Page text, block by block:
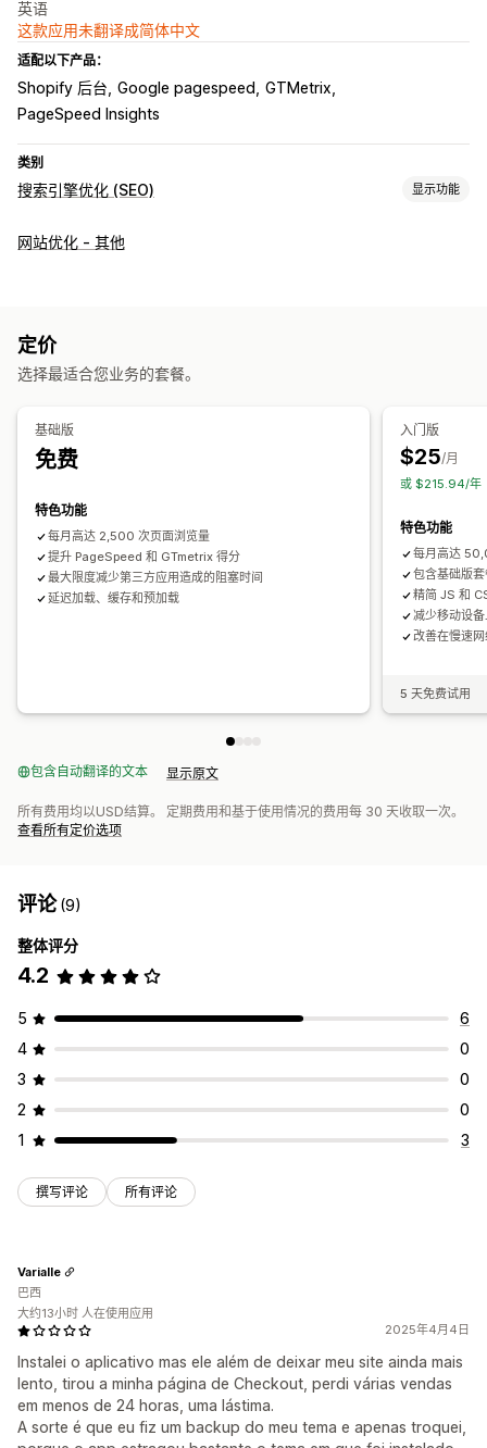
英语
这款应用未翻译成简体中文
适配以下产品：
Shopify 后台 Google pagespeed
GTMetrix
PageSpeed Insights
类别
搜索引擎优化 (SEO) 显示功能
SEO 工具
监控绩效
报告 分析 速度分析 测试
网站优化 - 其他
定价
选择最适合您业务的套餐。
基础版
免费
特色功能
每月高达 2,500 次页面浏览量
提升 PageSpeed 和 GTmetrix 得分
最大限度减少第三方应用造成的阻塞时间
延迟加载、缓存和预加载
入门版
$25/月
或 $215.94/年
特色功能
每月高达
包含基础版
精简 JS 和
减少移动设
改善在慢速
5 天免费试用
包含自动翻译的文本 显示原文
所有费用均以USD结算。 定期费用和基于使用情况的费用每 30 天收取一次。
查看所有定价选项
评论(9)
整体评分
4.2
5
6
4
0
3
0
2
0
1
3
撰写评论 所有评论
2025年4月4日
Instalei o aplicativo mas ele além de deixar meu site ainda mais
lento, tirou a minha página de Checkout, perdi várias vendas
em menos de 24 horas, uma lástima.
A sorte é que eu fiz um backup do meu tema e apenas troquei,
Varialle
巴西
大约13小时 人在使用应用